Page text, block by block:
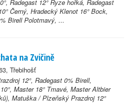
Radegast 12° Ryze hořká, Radegast
Černý, Hradecký Klenot 16° Bock,
Birell Polotmavý, ...
na Zvičině
Třebihošť
12°, Radegast 0% Birell,
Master 18° Tmavé, Master Altbier
Matuška / Plzeňský Prazdroj 12°